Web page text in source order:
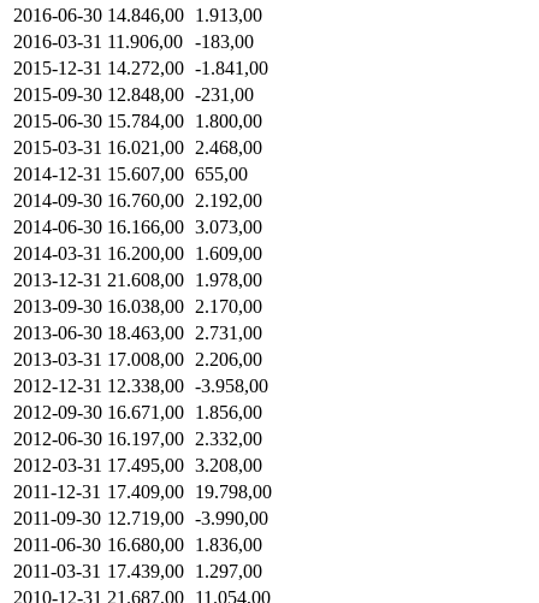
2016-06-30 14.846,00 1.913,00
2016-03-31 11.906,00 -183,00
2015-12-31 14.272,00 -1.841,00
2015-09-30 12.848,00 -231,00
2015-06-30 15.784,00 1.800,00
2015-03-31 16.021,00 2.468,00
2014-12-31 15.607,00 655,00
2014-09-30 16.760,00 2.192,00
2014-06-30 16.166,00 3.073,00
2014-03-31 16.200,00 1.609,00
2013-12-31 21.608,00 1.978,00
2013-09-30 16.038,00 2.170,00
2013-06-30 18.463,00 2.731,00
2013-03-31 17.008,00 2.206,00
2012-12-31 12.338,00 -3.958,00
2012-09-30 16.671,00 1.856,00
2012-06-30 16.197,00 2.332,00
2012-03-31 17.495,00 3.208,00
2011-12-31 17.409,00 19.798,00
2011-09-30 12.719,00 -3.990,00
2011-06-30 16.680,00 1.836,00
2011-03-31 17.439,00 1.297,00
2010-12-31 21.687,00 11.054,00